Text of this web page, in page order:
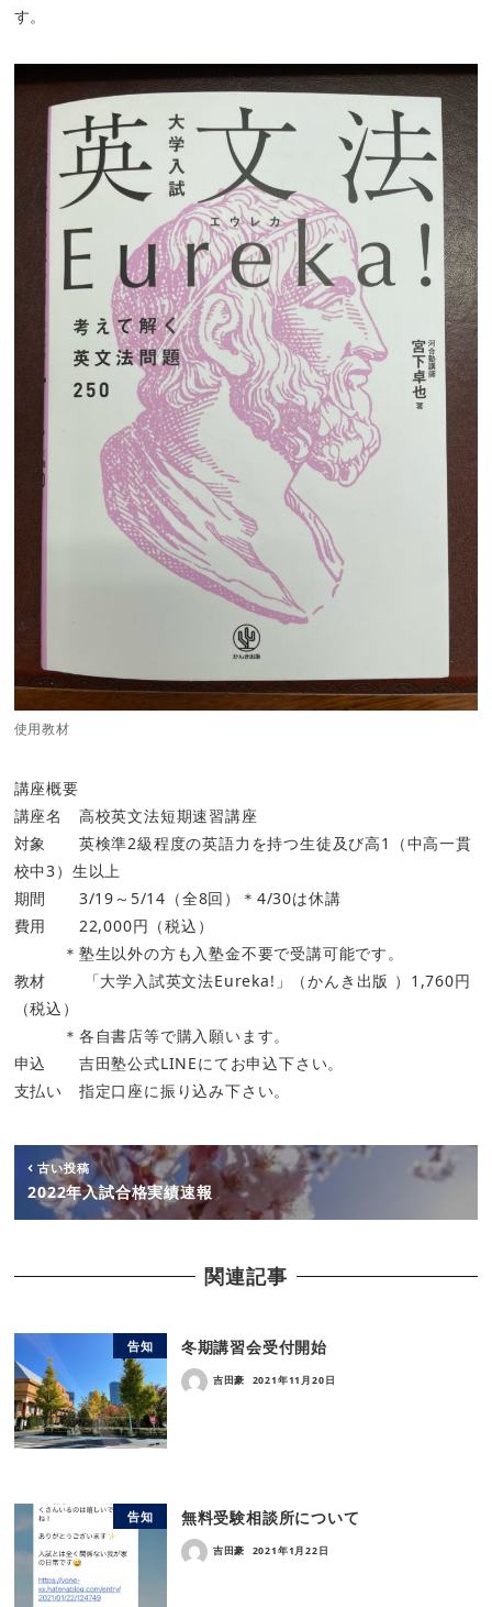
す。
使用教材
講座概要
講座名 高校英文法短期速習講座
対象 英検準2級程度の英語力を持つ生徒及び高1（中高一貫
校中3）生以上
期間 3/19～5/14（全8回）＊4/30は休講
費用 22,000円（税込）
＊塾生以外の方も入塾金不要で受講可能です。
教材 「大学入試英文法Eureka!」（かんき出版 ）1,760円
（税込）
＊各自書店等で購入願います。
申込 吉田塾公式LINEにてお申込下さい。
支払い 指定口座に振り込み下さい。
古い投稿
2022年入試合格実績速報
関連記事
告知 冬期講習会受付開始
吉田豪 2021年11月20日
告知 無料受験相談所について
吉田豪 2021年1月22日